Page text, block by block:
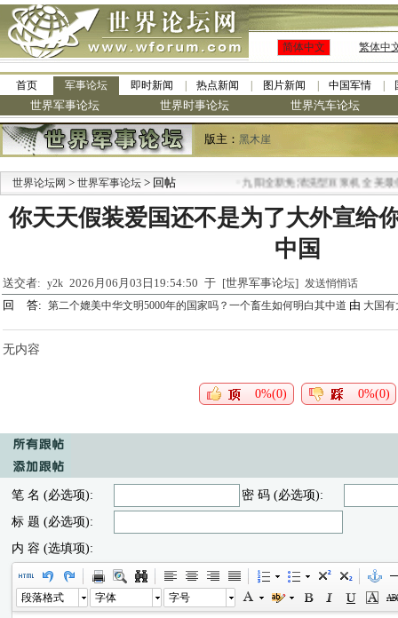
简体中文 繁体中
首页 军事论坛 即时新闻 热点新闻 图片新闻 中国军情
世界军事论坛 世界时事论坛 世界汽车论坛
版主： 黑木崖
世界论坛网 > 世界军事论坛 > 回帖 九阳全新免清洗型豆浆机 全美最低
你天天假装爱国还不是为了大外宣给
中国
送交者: y2k 2026月06月03日19:54:50 于 [世界军事论坛] 发送悄悄话
回 答: 第二个媲美中华文明5000年的国家吗？一个畜生如何明白其中道 由 大国
无内容
0%(0) 0%(0)
笔 名 (必选项):
密 码 (必选项):
标 题 (必选项):
内 容 (选填项):
段落格式 字体 字号